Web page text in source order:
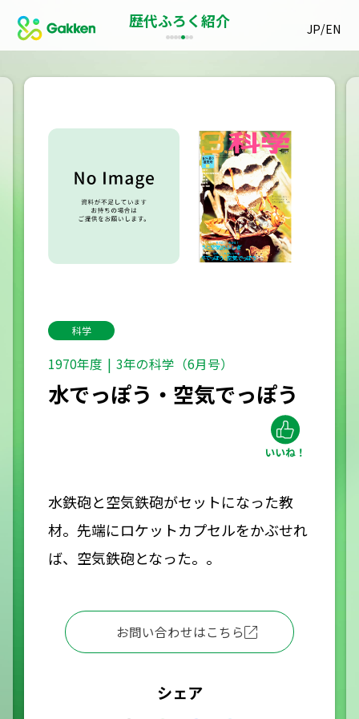
JP/EN
歴代ふろく紹介
科学
1970年度 3年の科学（6月号）
水でっぽう・空気でっぽう
水鉄砲と空気鉄砲がセットになった教
材。先端にロケットカプセルをかぶせれ
ば、空気鉄砲となった。。
お問い合わせはこちら
シェア